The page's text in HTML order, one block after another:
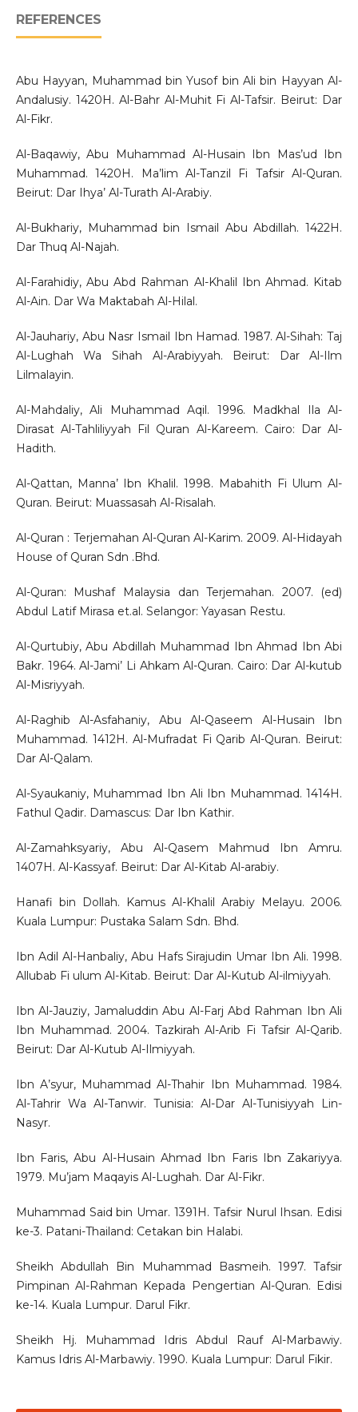
REFERENCES
Abu Hayyan, Muhammad bin Yusof bin Ali bin Hayyan Al-
Andalusiy. 1420H. Al-Bahr Al-Muhit Fi Al-Tafsir. Beirut: Dar
Al-Fikr.
Al-Baqawiy, Abu Muhammad Al-Husain Ibn Mas’ud Ibn
Muhammad. 1420H. Ma’lim Al-Tanzil Fi Tafsir Al-Quran.
Beirut: Dar Ihya’ Al-Turath Al-Arabiy.
Al-Bukhariy, Muhammad bin Ismail Abu Abdillah. 1422H.
Dar Thuq Al-Najah.
Al-Farahidiy, Abu Abd Rahman Al-Khalil Ibn Ahmad. Kitab
Al-Ain. Dar Wa Maktabah Al-Hilal.
Al-Jauhariy, Abu Nasr Ismail Ibn Hamad. 1987. Al-Sihah: Taj
Al-Lughah Wa Sihah Al-Arabiyyah. Beirut: Dar Al-Ilm
Lilmalayin.
Al-Mahdaliy, Ali Muhammad Aqil. 1996. Madkhal Ila Al-
Dirasat Al-Tahliliyyah Fil Quran Al-Kareem. Cairo: Dar Al-
Hadith.
Al-Qattan, Manna’ Ibn Khalil. 1998. Mabahith Fi Ulum Al-
Quran. Beirut: Muassasah Al-Risalah.
Al-Quran : Terjemahan Al-Quran Al-Karim. 2009. Al-Hidayah
House of Quran Sdn .Bhd.
Al-Quran: Mushaf Malaysia dan Terjemahan. 2007. (ed)
Abdul Latif Mirasa et.al. Selangor: Yayasan Restu.
Al-Qurtubiy, Abu Abdillah Muhammad Ibn Ahmad Ibn Abi
Bakr. 1964. Al-Jami’ Li Ahkam Al-Quran. Cairo: Dar Al-kutub
Al-Misriyyah.
Al-Raghib Al-Asfahaniy, Abu Al-Qaseem Al-Husain Ibn
Muhammad. 1412H. Al-Mufradat Fi Qarib Al-Quran. Beirut:
Dar Al-Qalam.
Al-Syaukaniy, Muhammad Ibn Ali Ibn Muhammad. 1414H.
Fathul Qadir. Damascus: Dar Ibn Kathir.
Al-Zamahksyariy, Abu Al-Qasem Mahmud Ibn Amru.
1407H. Al-Kassyaf. Beirut: Dar Al-Kitab Al-arabiy.
Hanafi bin Dollah. Kamus Al-Khalil Arabiy Melayu. 2006.
Kuala Lumpur: Pustaka Salam Sdn. Bhd.
Ibn Adil Al-Hanbaliy, Abu Hafs Sirajudin Umar Ibn Ali. 1998.
Allubab Fi ulum Al-Kitab. Beirut: Dar Al-Kutub Al-ilmiyyah.
Ibn Al-Jauziy, Jamaluddin Abu Al-Farj Abd Rahman Ibn Ali
Ibn Muhammad. 2004. Tazkirah Al-Arib Fi Tafsir Al-Qarib.
Beirut: Dar Al-Kutub Al-Ilmiyyah.
Ibn A’syur, Muhammad Al-Thahir Ibn Muhammad. 1984.
Al-Tahrir Wa Al-Tanwir. Tunisia: Al-Dar Al-Tunisiyyah Lin-
Nasyr.
Ibn Faris, Abu Al-Husain Ahmad Ibn Faris Ibn Zakariyya.
1979. Mu’jam Maqayis Al-Lughah. Dar Al-Fikr.
Muhammad Said bin Umar. 1391H. Tafsir Nurul Ihsan. Edisi
ke-3. Patani-Thailand: Cetakan bin Halabi.
Sheikh Abdullah Bin Muhammad Basmeih. 1997. Tafsir
Pimpinan Al-Rahman Kepada Pengertian Al-Quran. Edisi
ke-14. Kuala Lumpur. Darul Fikr.
Sheikh Hj. Muhammad Idris Abdul Rauf Al-Marbawiy.
Kamus Idris Al-Marbawiy. 1990. Kuala Lumpur: Darul Fikir.